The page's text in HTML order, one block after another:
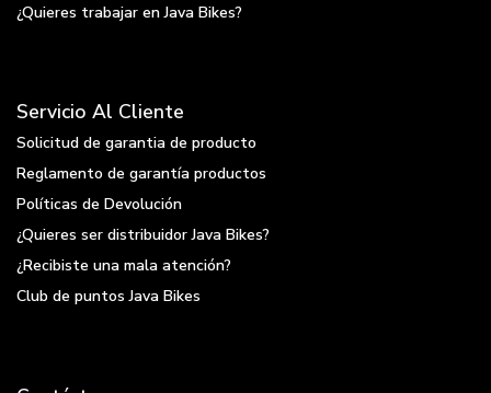
¿Quieres trabajar en Java Bikes?
Servicio Al Cliente
Solicitud de garantia de producto
Reglamento de garantía productos
Políticas de Devolución
¿Quieres ser distribuidor Java Bikes?
¿Recibiste una mala atención?
Club de puntos Java Bikes